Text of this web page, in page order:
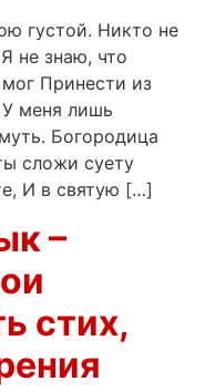
густой. Никто не
не знаю, что
Принести из
меня лишь
Богородица
сложи суету
И в святую […]
–
стих,